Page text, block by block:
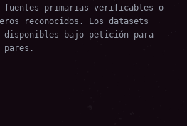
fuentes primarias verificables o
reconocidos. Los datasets
disponibles bajo petición para